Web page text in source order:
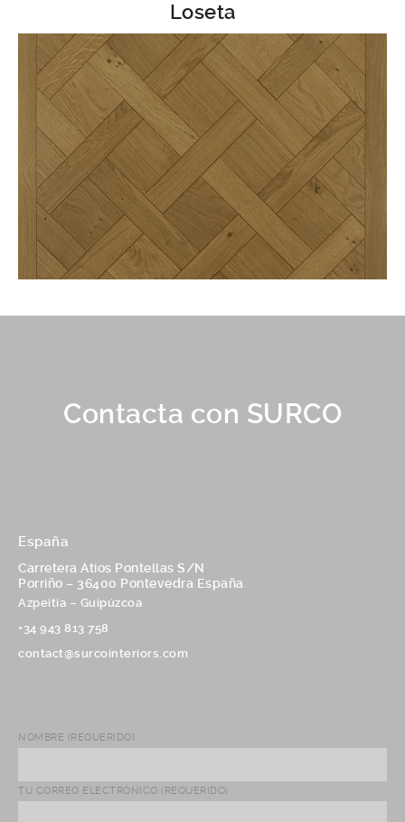
Loseta
Contacta con SURCO
España
Carretera Atios Pontellas S/N
Porriño – 36400 Pontevedra España
Azpeitia – Guipúzcoa
+34 943 813 758
contact@surcointeriors.com
NOMBRE (REQUERIDO)
TU CORREO ELECTRÓNICO (REQUERIDO)